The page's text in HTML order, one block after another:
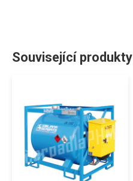
Související produkty